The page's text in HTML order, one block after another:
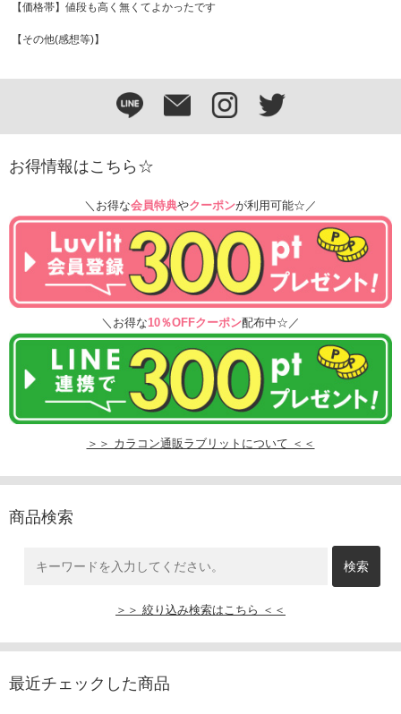
【価格帯】値段も高く無くてよかったです
【その他(感想等)】
お得情報はこちら☆
＼お得な会員特典やクーポンが利用可能☆／
＼お得な10％OFFクーポン配布中☆／
＞＞ カラコン通販ラブリットについて ＜＜
商品検索
＞＞ 絞り込み検索はこちら ＜＜
最近チェックした商品